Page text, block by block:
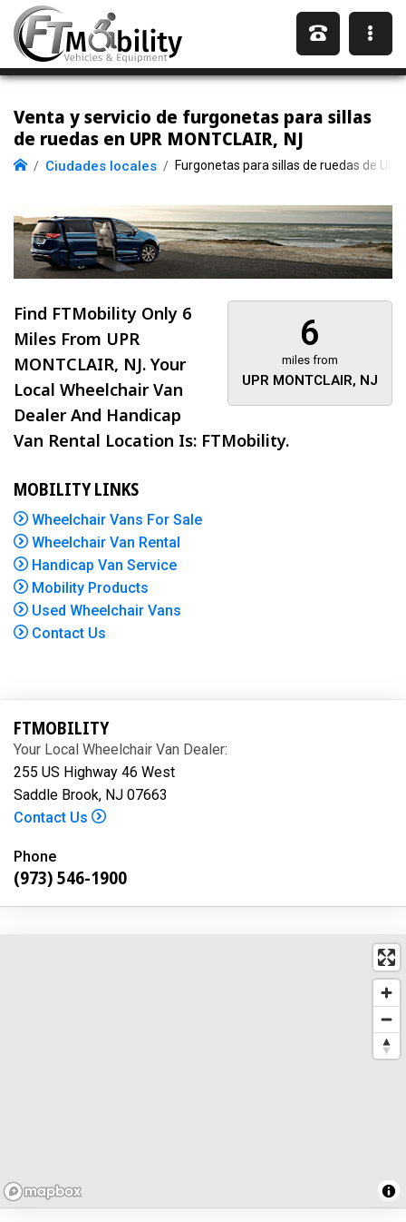
Venta y servicio de furgonetas para sillas
de ruedas en UPR MONTCLAIR, NJ
Ciudades locales Furgonetas para sillas de ruedas de UPR
6
miles from
UPR MONTCLAIR, NJ
Find FTMobility Only 6
Miles From UPR
MONTCLAIR, NJ. Your
Local Wheelchair Van
Dealer And Handicap
Van Rental Location Is: FTMobility.
MOBILITY LINKS
Wheelchair Vans For Sale
Wheelchair Van Rental
Handicap Van Service
Mobility Products
Used Wheelchair Vans
Contact Us
FTMOBILITY
Your Local Wheelchair Van Dealer:
255 US Highway 46 West
Saddle Brook, NJ 07663
Contact Us
Phone
(973) 546-1900